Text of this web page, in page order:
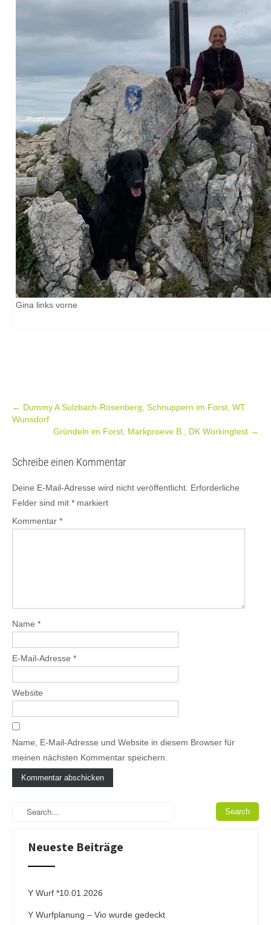
Gina links vorne
Post
navigation
← Dummy A Sulzbach-Rosenberg, Schnuppern im Forst, WT
Wunsdorf
Gründeln im Forst, Markproeve B , DK Workingtest →
Schreibe einen Kommentar
Deine E-Mail-Adresse wird nicht veröffentlicht. Erforderliche
Felder sind mit * markiert
Kommentar *
Name *
E-Mail-Adresse *
Website
Name, E-Mail-Adresse und Website in diesem Browser für
meinen nächsten Kommentar speichern.
Neueste Beiträge
Y Wurf *10.01.2026
Y Wurfplanung – Vio wurde gedeckt